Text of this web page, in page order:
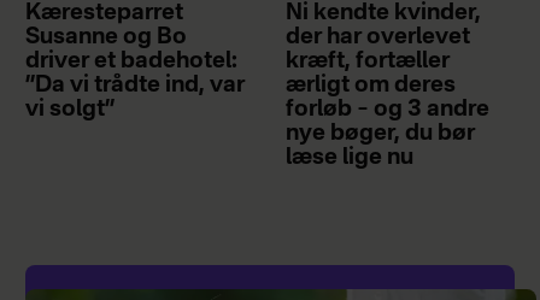
Kæresteparret
Susanne og Bo
driver et badehotel:
”Da vi trådte ind, var
vi solgt”
Ni kendte kvinder,
der har overlevet
kræft, fortæller
ærligt om deres
forløb – og 3 andre
nye bøger, du bør
læse lige nu